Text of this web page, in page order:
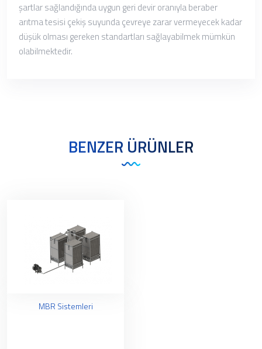
şartlar sağlandığında uygun geri devir oranıyla beraber
arıtma tesisi çekiş suyunda çevreye zarar vermeyecek kadar
düşük olması gereken standartları sağlayabilmek mümkün
olabilmektedir.
BENZER ÜRÜNLER
MBR Sistemleri